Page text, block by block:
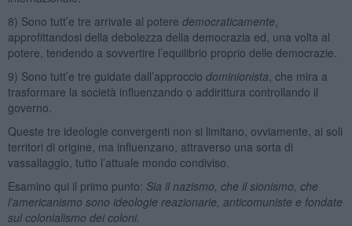
8) Sono tutt’e tre arrivate al potere democraticamente
approfittandosi della debolezza della democrazia ed, una volta al
potere, tendendo a sovvertire l’equilibrio proprio delle democrazie.
9) Sono tutt’e tre guidate dall’approccio dominionista , che mira a
trasformare la società influenzando o addirittura controllando il
governo.
Queste tre ideologie convergenti non si limitano, ovviamente, ai soli
territori di origine, ma influenzano, attraverso una sorta di
vassallaggio, tutto l’attuale mondo condiviso.
Esamino qui il primo punto: Sia il nazismo, che il sionismo, che
l’americanismo sono ideologie reazionarie, anticomuniste e fondate
sul colonialismo dei coloni.